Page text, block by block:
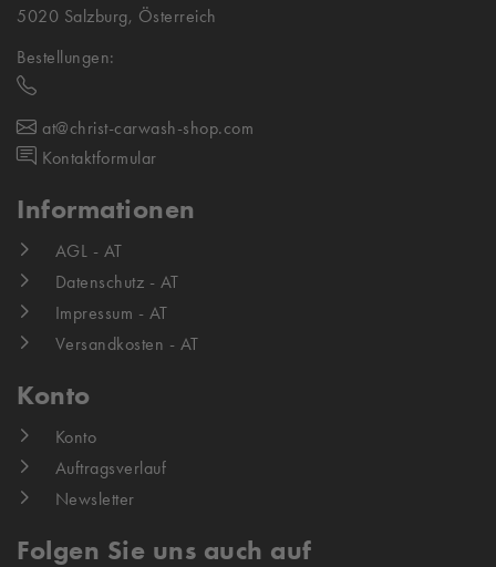
5020 Salzburg, Österreich
Bestellungen:
at@christ-carwash-shop.com
Kontaktformular
Informationen
AGL - AT
Datenschutz - AT
Impressum - AT
Versandkosten - AT
Konto
Konto
Auftragsverlauf
Newsletter
Folgen Sie uns auch auf